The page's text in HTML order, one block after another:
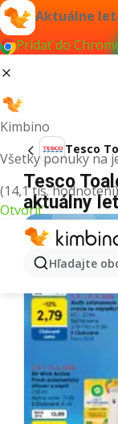
Aktuálne
Pridať do
Kimbino
Všetky ponuky na
(14,1 tis. hodnotení)
Otvoriť
Hľadajte
Tesco
Tesco
aktuálny